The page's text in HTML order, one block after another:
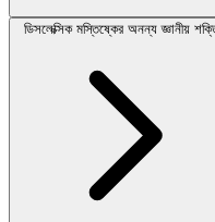
ডিসলেক্সিক মস্তিষ্কের অনন্য জ্ঞানীয়